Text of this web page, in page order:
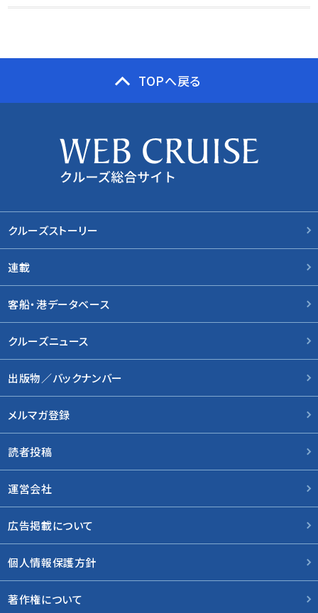
TOPへ戻る
クルーズストーリー
連載
客船・港データベース
クルーズニュース
出版物／バックナンバー
メルマガ登録
読者投稿
運営会社
広告掲載について
個人情報保護方針
著作権について